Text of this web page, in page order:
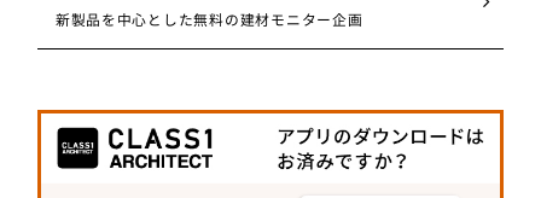
新製品を中心とした無料の建材モニター企画